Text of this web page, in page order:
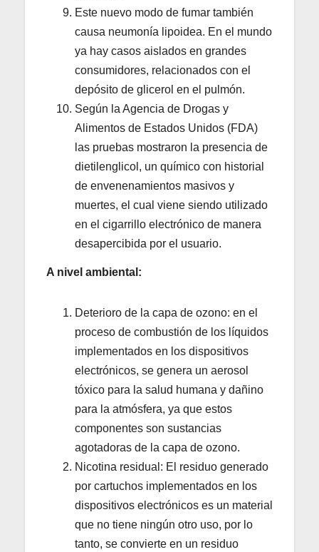
Este nuevo modo de fumar también
causa neumonía lipoidea. En el mundo
ya hay casos aislados en grandes
consumidores, relacionados con el
depósito de glicerol en el pulmón.
Según la Agencia de Drogas y
Alimentos de Estados Unidos (FDA)
las pruebas mostraron la presencia de
dietilenglicol, un químico con historial
de envenenamientos masivos y
muertes, el cual viene siendo utilizado
en el cigarrillo electrónico de manera
desapercibida por el usuario.
A nivel ambiental:
Deterioro de la capa de ozono: en el
proceso de combustión de los líquidos
implementados en los dispositivos
electrónicos, se genera un aerosol
tóxico para la salud humana y dañino
para la atmósfera, ya que estos
componentes son sustancias
agotadoras de la capa de ozono.
Nicotina residual: El residuo generado
por cartuchos implementados en los
dispositivos electrónicos es un material
que no tiene ningún otro uso, por lo
tanto, se convierte en un residuo